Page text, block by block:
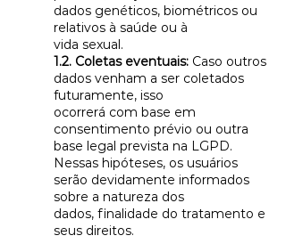
dados genéticos, biométricos ou
relativos à saúde ou à
vida sexual.
1.2. Coletas eventuais: Caso outros
dados venham a ser coletados
futuramente, isso
ocorrerá com base em
consentimento prévio ou outra
base legal prevista na LGPD.
Nessas hipóteses, os usuários
serão devidamente informados
sobre a natureza dos
dados, finalidade do tratamento e
seus direitos.